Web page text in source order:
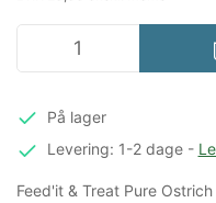
På lager
Levering: 1-2 dage-
Feed'it & Treat Pure